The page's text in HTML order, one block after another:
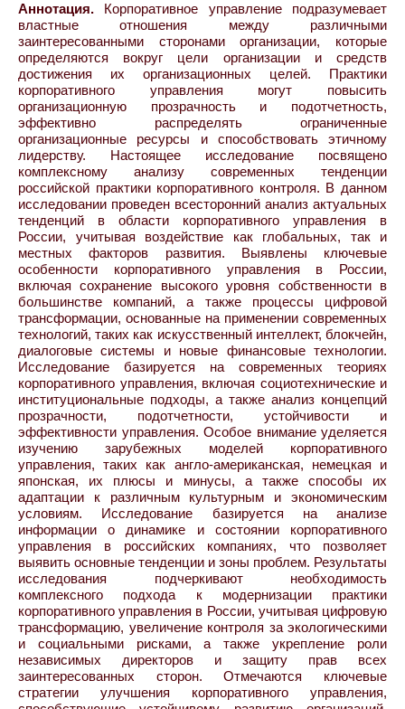
Аннотация. Корпоративное управление подразумевает
властные отношения между различными
заинтересованными сторонами организации, которые
определяются вокруг цели организации и средств
достижения их организационных целей. Практики
корпоративного управления могут повысить
организационную прозрачность и подотчетность,
эффективно распределять ограниченные
организационные ресурсы и способствовать этичному
лидерству. Настоящее исследование посвящено
комплексному анализу современных тенденции
российской практики корпоративного контроля. В данном
исследовании проведен всесторонний анализ актуальных
тенденций в области корпоративного управления в
России, учитывая воздействие как глобальных, так и
местных факторов развития. Выявлены ключевые
особенности корпоративного управления в России,
включая сохранение высокого уровня собственности в
большинстве компаний, а также процессы цифровой
трансформации, основанные на применении современных
технологий, таких как искусственный интеллект, блокчейн,
диалоговые системы и новые финансовые технологии.
Исследование базируется на современных теориях
корпоративного управления, включая социотехнические и
институциональные подходы, а также анализ концепций
прозрачности, подотчетности, устойчивости и
эффективности управления. Особое внимание уделяется
изучению зарубежных моделей корпоративного
управления, таких как англо-американская, немецкая и
японская, их плюсы и минусы, а также способы их
адаптации к различным культурным и экономическим
условиям. Исследование базируется на анализе
информации о динамике и состоянии корпоративного
управления в российских компаниях, что позволяет
выявить основные тенденции и зоны проблем. Результаты
исследования подчеркивают необходимость
комплексного подхода к модернизации практики
корпоративного управления в России, учитывая цифровую
трансформацию, увеличение контроля за экологическими
и социальными рисками, а также укрепление роли
независимых директоров и защиту прав всех
заинтересованных сторон. Отмечаются ключевые
стратегии улучшения корпоративного управления,